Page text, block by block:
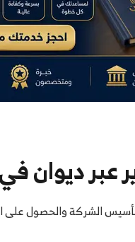
عبر ديوان
الشركة والحصول على